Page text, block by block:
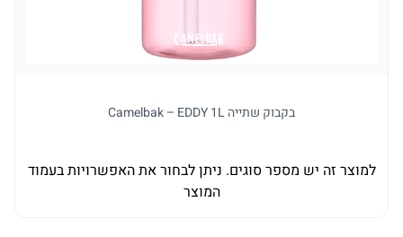
בקבוק שתייה Camelbak – EDDY 1L
למוצר זה יש מספר סוגים. ניתן לבחור את האפשרויות בעמוד
המוצר